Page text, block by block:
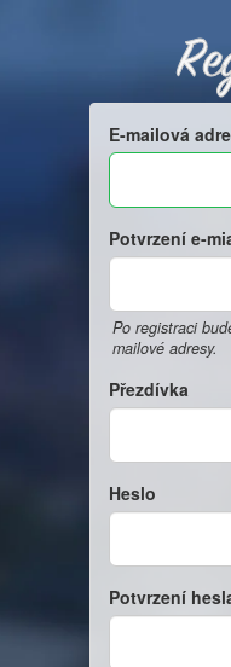
E-mailová
Potvrzení e-
Po registraci
mailové adresy.
Přezdívka
Heslo
Potvrzení